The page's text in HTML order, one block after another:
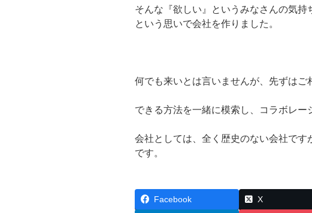
そんな『欲しい』というみなさんの気
という思いで会社を作りました。
何でも来いとは言いませんが、先ずはご
できる方法を一緒に模索し、コラボレー
会社としては、全く歴史のない会社です
です。
Facebook X